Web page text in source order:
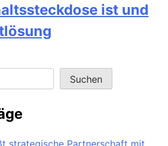
ist und
Suchen
strategische Partnerschaft mit